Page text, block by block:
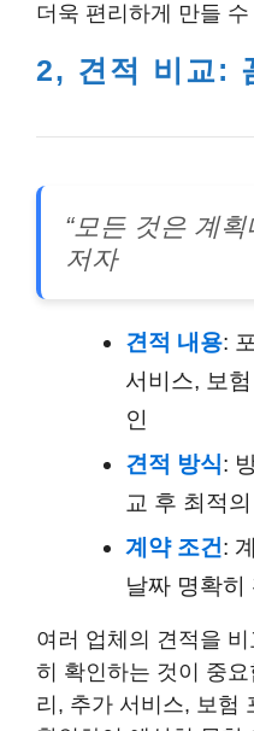
더욱 편리하게 만들
2, 견적 비교:
“모든 것은 계
저자
견적 내용:
서비스, 보
인
견적 방식:
교 후 최적
계약 조건:
날짜 명확히
여러 업체의 견적을 비
히 확인하는 것이 중
리, 추가 서비스, 보험